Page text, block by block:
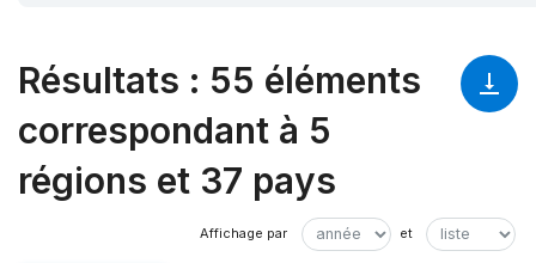
Résultats : 55 éléments
correspondant à 5
régions et 37 pays